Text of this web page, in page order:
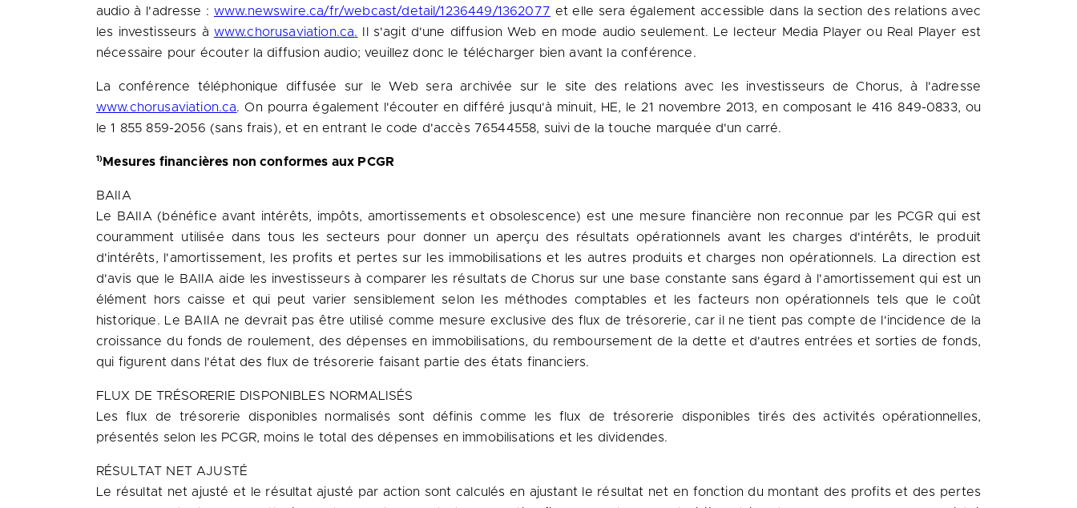
audio à l'adresse :www.newswire.ca/fr/webcast/detail/1236449/1362077 et elle sera également accessible dans la section des relations avec
les investisseurs à www.chorusaviation.ca. Il s'agit d'une diffusion Web en mode audio seulement. Le lecteur Media Player ou Real Player est
nécessaire pour écouter la diffusion audio; veuillez donc le télécharger bien avant la conférence.
La conférence téléphonique diffusée sur le Web sera archivée sur le site des relations avec les investisseurs de Chorus, à l'adresse
www.chorusaviation.ca. On pourra également l'écouter en différé jusqu'à minuit, HE, le 21 novembre 2013, en composant le 416 849-0833, ou
le 1 855 859-2056 (sans frais), et en entrant le code d'accès 76544558, suivi de la touche marquée d'un carré.
1) Mesures financières non conformes aux PCGR
BAIIA
Le BAIIA (bénéfice avant intérêts, impôts, amortissements et obsolescence) est une mesure financière non reconnue par les PCGR qui est
couramment utilisée dans tous les secteurs pour donner un aperçu des résultats opérationnels avant les charges d'intérêts, le produit
d'intérêts, l'amortissement, les profits et pertes sur les immobilisations et les autres produits et charges non opérationnels. La direction est
d'avis que le BAIIA aide les investisseurs à comparer les résultats de Chorus sur une base constante sans égard à l'amortissement qui est un
élément hors caisse et qui peut varier sensiblement selon les méthodes comptables et les facteurs non opérationnels tels que le coût
historique. Le BAIIA ne devrait pas être utilisé comme mesure exclusive des flux de trésorerie, car il ne tient pas compte de l'incidence de la
croissance du fonds de roulement, des dépenses en immobilisations, du remboursement de la dette et d'autres entrées et sorties de fonds,
qui figurent dans l'état des flux de trésorerie faisant partie des états financiers.
FLUX DE TRÉSORERIE DISPONIBLES NORMALISÉS
Les flux de trésorerie disponibles normalisés sont définis comme les flux de trésorerie disponibles tirés des activités opérationnelles,
présentés selon les PCGR, moins le total des dépenses en immobilisations et les dividendes.
RÉSULTAT NET AJUSTÉ
Le résultat net ajusté et le résultat ajusté par action sont calculés en ajustant le résultat net en fonction du montant des profits et des pertes